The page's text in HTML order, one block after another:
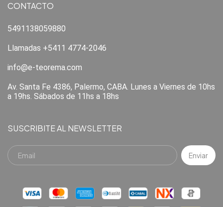
CONTACTO
5491138059880
Llamadas +5411 4774-2046
info@e-teorema.com
Av. Santa Fe 4386, Palermo, CABA. Lunes a Viernes de 10hs
a 19hs. Sábados de 11hs a 18hs
SUSCRIBITE AL NEWSLETTER